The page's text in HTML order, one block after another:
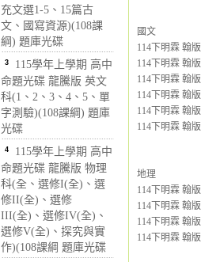
充文選1-5、15篇古
文、國寫資源)(108課
綱) 題庫光碟
3 115學年上學期 高中
命題光碟 龍騰版 英文
科(1、2、3、4、5、單
字測驗)(108課綱) 題庫
光碟
4 115學年上學期 高中
命題光碟 龍騰版 物理
科(全、選修I(全)、選
修II(全)、選修
III(全)、選修IV(全)、
選修V(全)、探究與實
作)(108課綱 題庫光碟
國文
114下明霖 翰
114下明霖 翰
114下明霖 翰
114下明霖 翰
114下明霖 翰
114下明霖 翰
地理
114下明霖 翰
114下明霖 翰
114下明霖 翰
114下明霖 翰